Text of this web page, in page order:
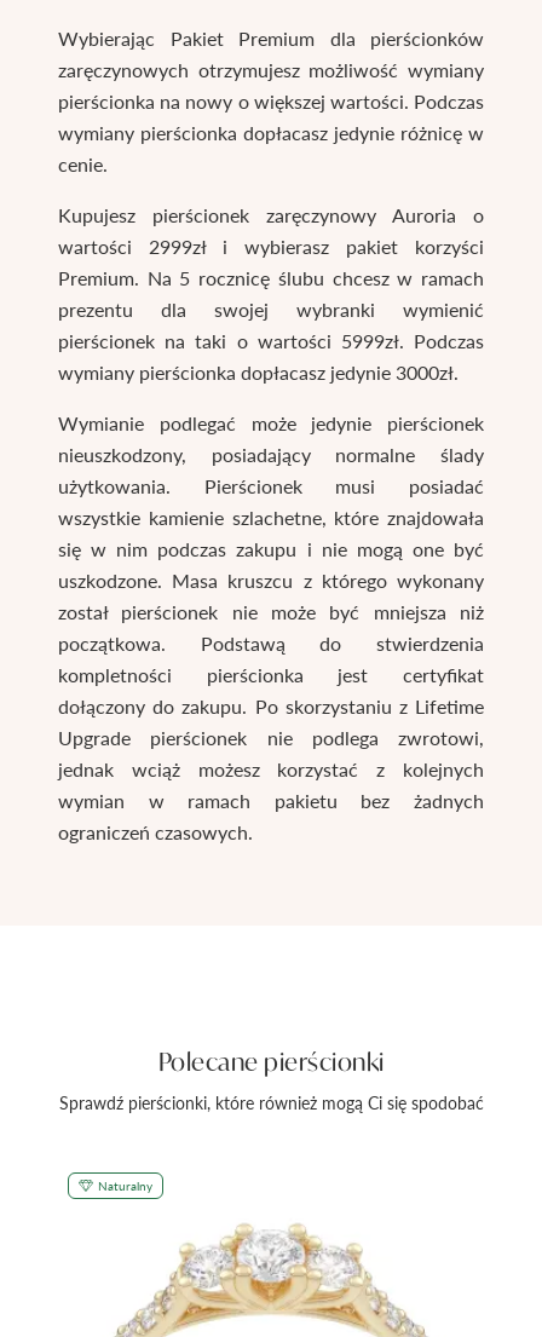
Wybierając Pakiet Premium dla pierścionków
zaręczynowych otrzymujesz możliwość wymiany
pierścionka na nowy o większej wartości. Podczas
wymiany pierścionka dopłacasz jedynie różnicę w
cenie.
Kupujesz pierścionek zaręczynowy Auroria o
wartości 2999zł i wybierasz pakiet korzyści
Premium. Na 5 rocznicę ślubu chcesz w ramach
prezentu dla swojej wybranki wymienić
pierścionek na taki o wartości 5999zł. Podczas
wymiany pierścionka dopłacasz jedynie 3000zł.
Wymianie podlegać może jedynie pierścionek
nieuszkodzony, posiadający normalne ślady
użytkowania. Pierścionek musi posiadać
wszystkie kamienie szlachetne, które znajdowała
się w nim podczas zakupu i nie mogą one być
uszkodzone. Masa kruszcu z którego wykonany
został pierścionek nie może być mniejsza niż
początkowa. Podstawą do stwierdzenia
kompletności pierścionka jest certyfikat
dołączony do zakupu. Po skorzystaniu z Lifetime
Upgrade pierścionek nie podlega zwrotowi,
jednak wciąż możesz korzystać z kolejnych
wymian w ramach pakietu bez żadnych
ograniczeń czasowych.
Polecane pierścionki
Sprawdź pierścionki, które również mogą Ci się spodobać
Naturalny